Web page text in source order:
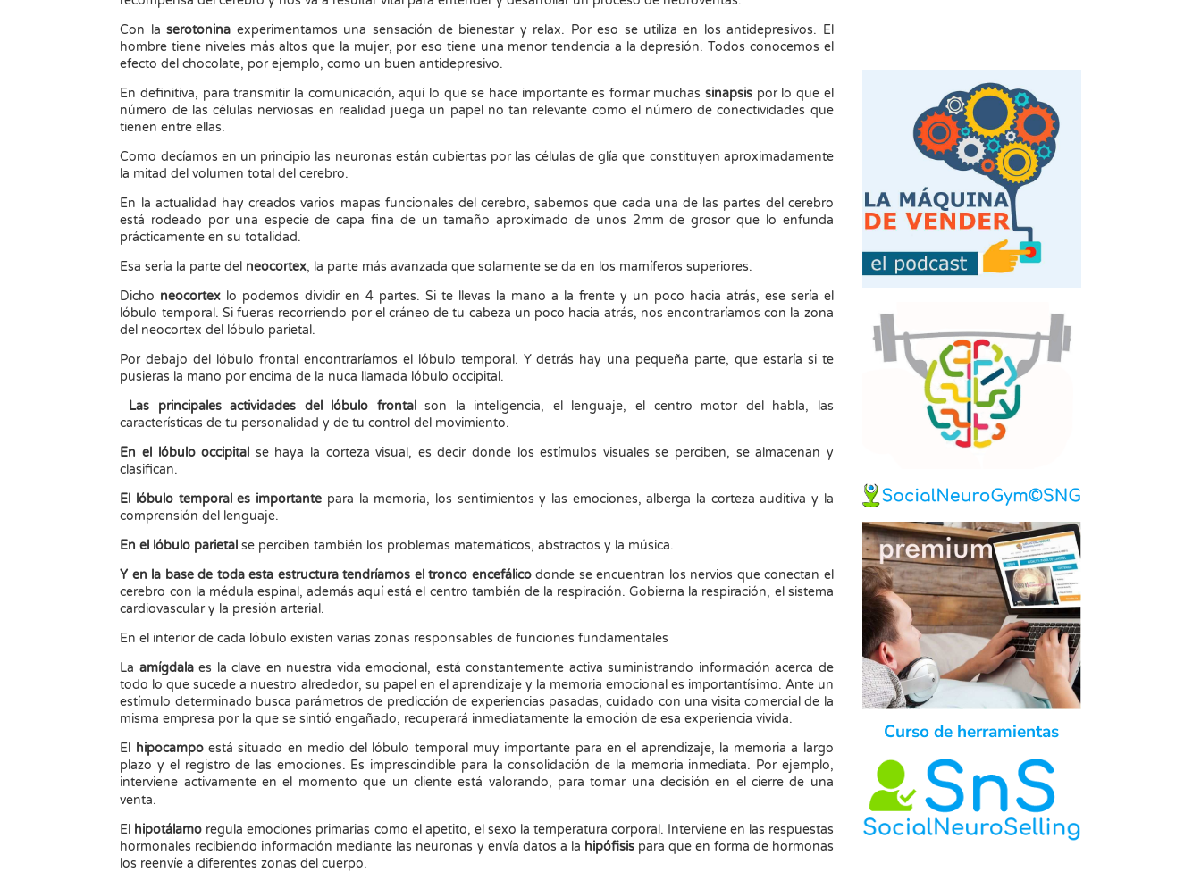
Con laserotonina experimentamos una sensación de bienestar y relax. Por eso se utiliza en los antidepresivos. El
hombre tiene niveles más altos que la mujer, por eso tiene una menor tendencia a la depresión. Todos conocemos el
efecto del chocolate, por ejemplo, como un buen antidepresivo.
En definitiva, para transmitir la comunicación, aquí lo que se hace importante es formar muchassinapsis por lo que el
número de las células nerviosas en realidad juega un papel no tan relevante como el número de conectividades que
tienen entre ellas.
Como decíamos en un principio las neuronas están cubiertas por las células de glía que constituyen aproximadamente
la mitad del volumen total del cerebro.
En la actualidad hay creados varios mapas funcionales del cerebro, sabemos que cada una de las partes del cerebro
está rodeado por una especie de capa fina de un tamaño aproximado de unos 2mm de grosor que lo enfunda
prácticamente en su totalidad.
Esa sería la parte del neocortex, la parte más avanzada que solamente se da en los mamíferos superiores.
Dicho neocortex lo podemos dividir en 4 partes. Si te llevas la mano a la frente y un poco hacia atrás, ese sería el
lóbulo temporal. Si fueras recorriendo por el cráneo de tu cabeza un poco hacia atrás, nos encontraríamos con la zona
del neocortex del lóbulo parietal.
Por debajo del lóbulo frontal encontraríamos el lóbulo temporal. Y detrás hay una pequeña parte, que estaría si te
pusieras la mano por encima de la nuca llamada lóbulo occipital.
Las principales actividades del lóbulo frontalson la inteligencia, el lenguaje, el centro motor del habla, las
características de tu personalidad y de tu control del movimiento.
En el lóbulo occipital se haya la corteza visual, es decir donde los estímulos visuales se perciben, se almacenan y
clasifican.
El lóbulo temporal es importante para la memoria, los sentimientos y las emociones, alberga la corteza auditiva y la
comprensión del lenguaje.
En el lóbulo parietal se perciben también los problemas matemáticos, abstractos y la música.
Y en la base de toda esta estructura tendríamos el tronco encefálicodonde se encuentran los nervios que conectan el
cerebro con la médula espinal, además aquí está el centro también de la respiración. Gobierna la respiración, el sistema
cardiovascular y la presión arterial.
En el interior de cada lóbulo existen varias zonas responsables de funciones fundamentales
La amígdalaes la clave en nuestra vida emocional, está constantemente activa suministrando información acerca de
todo lo que sucede a nuestro alrededor, su papel en el aprendizaje y la memoria emocional es importantísimo. Ante un
estímulo determinado busca parámetros de predicción de experiencias pasadas, cuidado con una visita comercial de la
misma empresa por la que se sintió engañado, recuperará inmediatamente la emoción de esa experiencia vivida.
El hipocampoestá situado en medio del lóbulo temporal muy importante para en el aprendizaje, la memoria a largo
plazo y el registro de las emociones. Es imprescindible para la consolidación de la memoria inmediata. Por ejemplo,
interviene activamente en el momento que un cliente está valorando, para tomar una decisión en el cierre de una
venta.
El hipotálamo regula emociones primarias como el apetito, el sexo la temperatura corporal. Interviene en las respuestas
hormonales recibiendo información mediante las neuronas y envía datos a la hipófisispara que en forma de hormonas
los reenvíe a diferentes zonas del cuerpo.
Curso de herramientas